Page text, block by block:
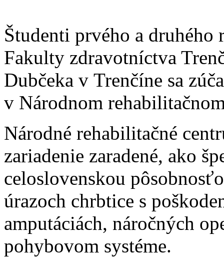
Študenti prvého a
Fakulty zdravotníctva
Dubčeka v Trenčíne sa
v Národnom
Národné rehabilitačné
zariadenie zaradené, ako
celoslovenskou
úrazoch chrbtice s
amputáciách, náročných
pohybovom systéme.